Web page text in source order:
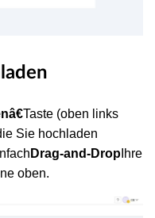
Taste (oben links
Sie hochladen
Drag-and-Drop Ihre
oben.